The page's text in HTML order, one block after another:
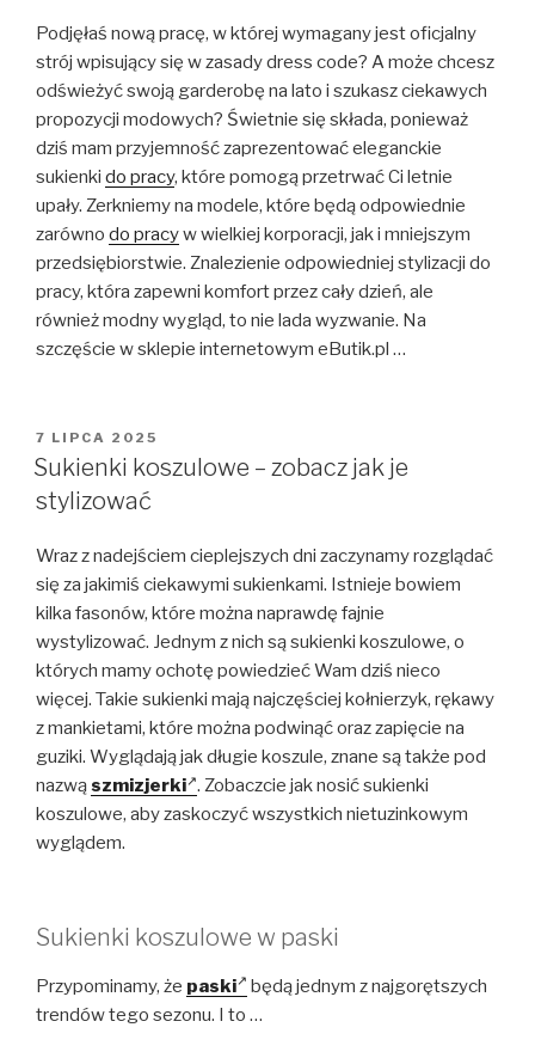
Podjęłaś nową pracę, w której wymagany jest oficjalny
strój wpisujący się w zasady dress code? A może chcesz
odświeżyć swoją garderobę na lato i szukasz ciekawych
propozycji modowych? Świetnie się składa, ponieważ
dziś mam przyjemność zaprezentować eleganckie
sukienki do pracy, które pomogą przetrwać Ci letnie
upały. Zerkniemy na modele, które będą odpowiednie
zarówno do pracyw wielkiej korporacji, jak i mniejszym
przedsiębiorstwie. Znalezienie odpowiedniej stylizacji do
pracy, która zapewni komfort przez cały dzień, ale
również modny wygląd, to nie lada wyzwanie. Na
szczęście w sklepie internetowym eButik.pl …
OPUBLIKOWANE
W
7 LIPCA 2025
Sukienki koszulowe – zobacz jak je
stylizować
Wraz z nadejściem cieplejszych dni zaczynamy rozglądać
się za jakimiś ciekawymi sukienkami. Istnieje bowiem
kilka fasonów, które można naprawdę fajnie
wystylizować. Jednym z nich są sukienki koszulowe, o
których mamy ochotę powiedzieć Wam dziś nieco
więcej. Takie sukienki mają najczęściej kołnierzyk, rękawy
z mankietami, które można podwinąć oraz zapięcie na
guziki. Wyglądają jak długie koszule, znane są także pod
nazwąszmizjerki . Zobaczcie jak nosić sukienki
koszulowe, aby zaskoczyć wszystkich nietuzinkowym
wyglądem.
Sukienki koszulowe w paski
Przypominamy, że paski
będą jednym z najgorętszych
trendów tego sezonu. I to …